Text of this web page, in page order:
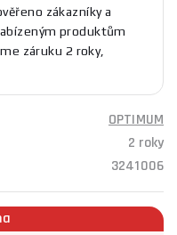
zákazníky a
produktům
záruku 2 roky,
OPTIMUM
2 roky
3241006